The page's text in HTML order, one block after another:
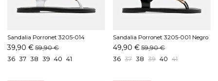
Sandalia Porronet 3205-014
Blanco
39,90 €59,90 €
36 37 38 39 40 41
Sandalia Porronet 3205-001 Negro
49,90 € 59,90 €
36 37 38 39 40 41